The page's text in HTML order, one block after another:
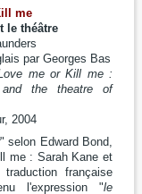
me
le théâtre
par Georges Bas
me or Kill me :
and the theatre of
2004
" selon Edward Bond,
me : Sarah Kane et
traduction française
l'expression "le